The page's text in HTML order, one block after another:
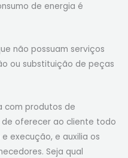
de energia é
não possuam serviços
ou substituição de peças
com produtos de
oferecer ao cliente todo
execução, e auxilia os
Seja qual